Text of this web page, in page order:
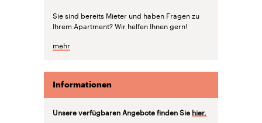
Sie sind bereits Mieter und haben Fragen zu
Ihrem Apartment? Wir helfen Ihnen gern!
mehr
Informationen
Unsere verfügbaren Angebote finden Sie hier.